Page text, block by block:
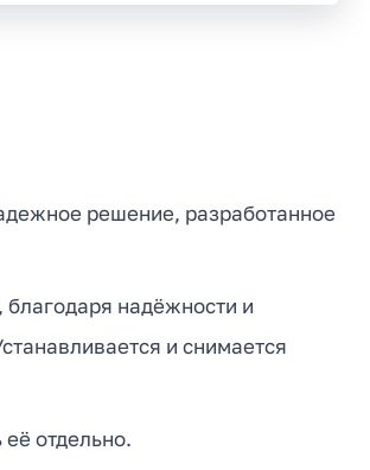
решение, разработанное
надёжности и
и снимается
отдельно.